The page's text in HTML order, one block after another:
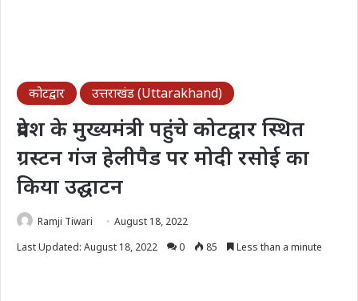
कोटद्वार उत्तराखंड (Uttarakhand)
प्रदेश के मुख्यमंत्री पहुंचे कोटद्वार स्थित
ग्रस्टन गंज हेलीपैड पर मोदी रसोई का
किया उद्घाटन
Ramji Tiwari
August 18, 2022
Last Updated: August 18, 2022
0 85 Less than a minute